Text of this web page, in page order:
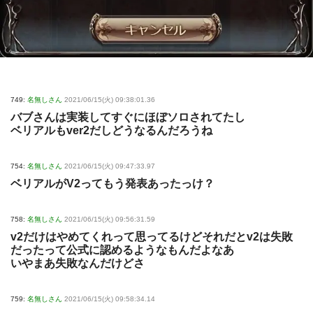
749: 名無しさん 2021/06/15(火) 09:38:01.36
バブさんは実装してすぐにほぼソロされてたし
ベリアルもver2だしどうなるんだろうね
754: 名無しさん 2021/06/15(火) 09:47:33.97
ベリアルがV2ってもう発表あったっけ？
758: 名無しさん 2021/06/15(火) 09:56:31.59
v2だけはやめてくれって思ってるけどそれだとv2は失敗
だったって公式に認めるようなもんだよなあ
いやまあ失敗なんだけどさ
759: 名無しさん 2021/06/15(火) 09:58:34.14